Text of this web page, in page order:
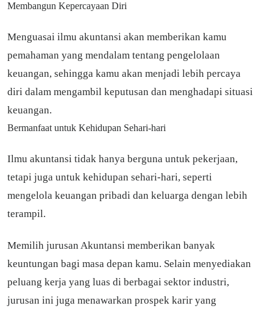
Membangun Kepercayaan Diri
Menguasai ilmu akuntansi akan memberikan kamu
pemahaman yang mendalam tentang pengelolaan
keuangan, sehingga kamu akan menjadi lebih percaya
diri dalam mengambil keputusan dan menghadapi situasi
keuangan.
Bermanfaat untuk Kehidupan Sehari-hari
Ilmu akuntansi tidak hanya berguna untuk pekerjaan,
tetapi juga untuk kehidupan sehari-hari, seperti
mengelola keuangan pribadi dan keluarga dengan lebih
terampil.
Memilih jurusan Akuntansi memberikan banyak
keuntungan bagi masa depan kamu. Selain menyediakan
peluang kerja yang luas di berbagai sektor industri,
jurusan ini juga menawarkan prospek karir yang